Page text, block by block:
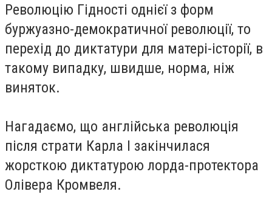
Революцію Гідності однієї з форм
буржуазно-демократичної революції, то
перехід до диктатури для матері-історії, в
такому випадку, швидше, норма, ніж
виняток.
Нагадаємо, що англійська революція
після страти Карла I закінчилася
жорсткою диктатурою лорда-протектора
Олівера Кромвеля.